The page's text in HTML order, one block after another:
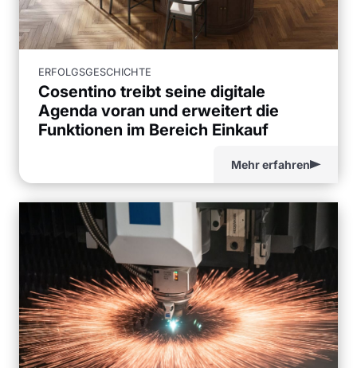
ERFOLGSGESCHICHTE
Cosentino treibt seine digitale
Agenda voran und erweitert die
Funktionen im Bereich Einkauf
Mehr erfahren